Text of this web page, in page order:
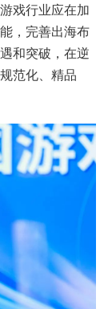
戏行业应在加
，完善出海布
和突破，在逆
范化、精品